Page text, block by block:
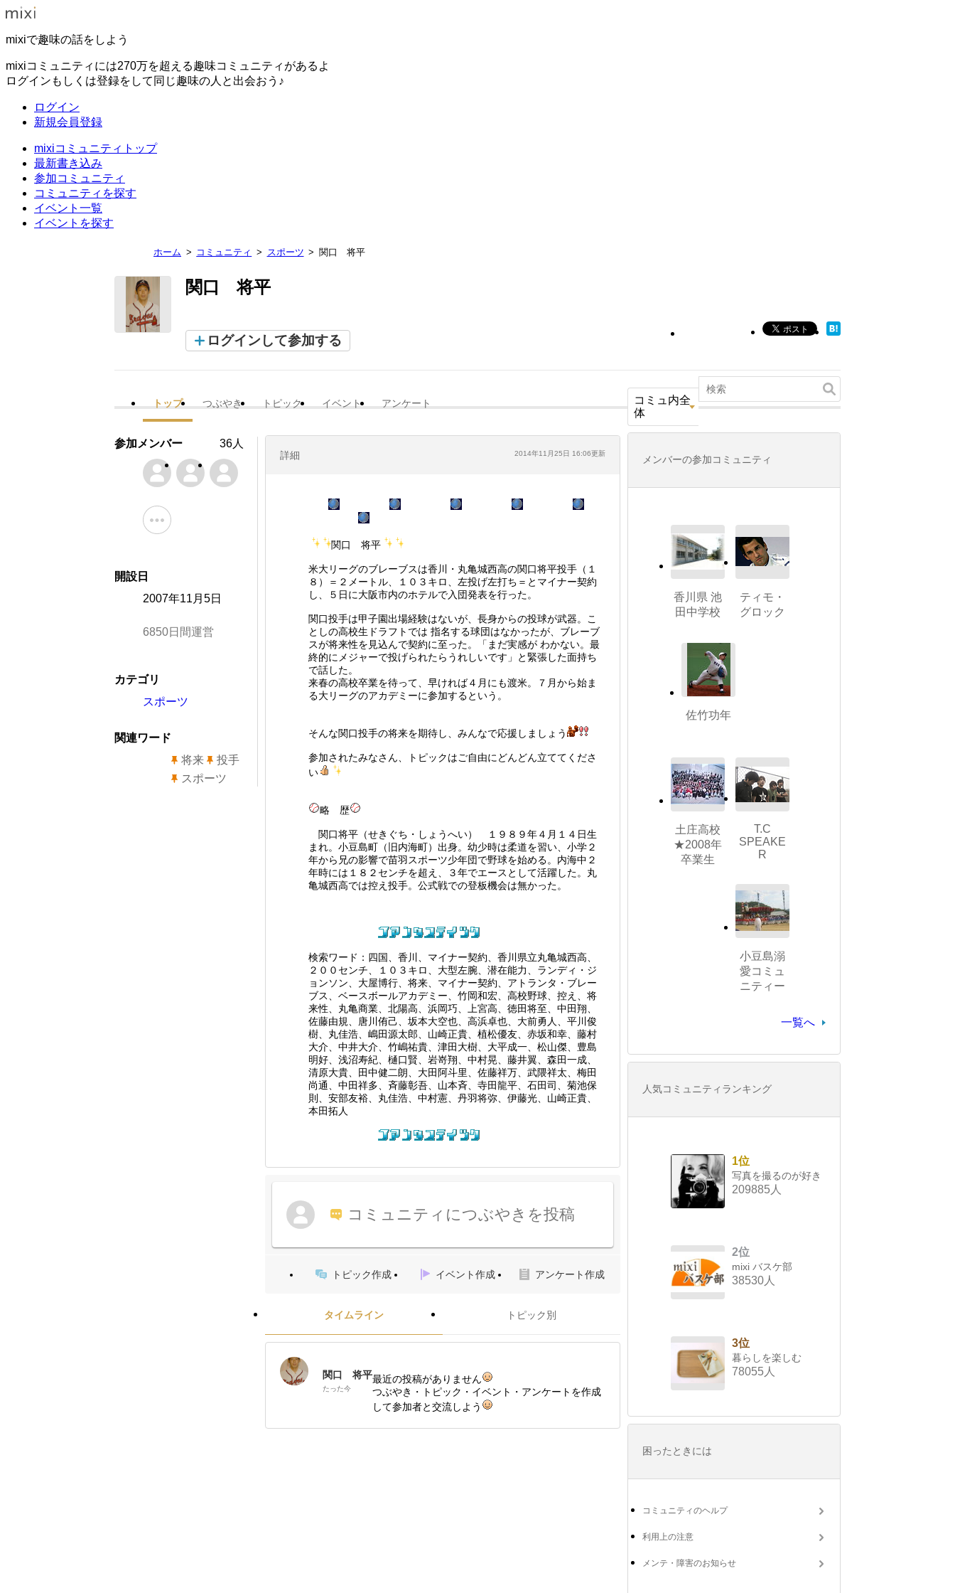
mixiで趣味の話をしよう
mixiコミュニティには270万を超える趣味コミュニティがあるよ
ログインもしくは登録をして同じ趣味の人と出会おう♪
ログイン
新規会員登録
mixiコミュニティトップ
最新書き込み
参加コミュニティ
コミュニティを探す
イベント一覧
イベントを探す
ホーム コミュニティ スポーツ 関口 将平
関口 将平
ログインして参加する
トップ つぶやき トピック イベント アンケート
コミュ内全
体
詳細 2014年11月25日 16:06更新
関口 将平
米大リーグのブレーブスは香川・丸亀城西高の関口将平投手（１
８）＝２メートル、１０３キロ、左投げ左打ち＝とマイナー契約
し、５日に大阪市内のホテルで入団発表を行った。
関口投手は甲子園出場経験はないが、長身からの投球が武器。こ
としの高校生ドラフトでは 指名する球団はなかったが、ブレーブ
スが将来性を見込んで契約に至った。「まだ実感が わかない。最
終的にメジャーで投げられたらうれしいです」と緊張した面持ち
で話した。
来春の高校卒業を待って、早ければ４月にも渡米。７月から始ま
る大リーグのアカデミーに参加するという。
そんな関口投手の将来を期待し、みんなで応援しましょう
参加されたみなさん、トピックはご自由にどんどん立ててくださ
い
略 歴
関口将平（せきぐち・しょうへい） １９８９年４月１４日生
まれ。小豆島町（旧内海町）出身。幼少時は柔道を習い、小学２
年から兄の影響で苗羽スポーツ少年団で野球を始める。内海中２
年時には１８２センチを超え、３年でエースとして活躍した。丸
亀城西高では控え投手。公式戦での登板機会は無かった。
検索ワード：四国、香川、マイナー契約、香川県立丸亀城西高、
２００センチ、１０３キロ、大型左腕、潜在能力、ランディ・ジ
ョンソン、大屋博行、将来、マイナー契約、アトランタ・ブレー
ブス、ベースボールアカデミー、竹岡和宏、高校野球、控え、将
来性、丸亀商業、北陽高、浜岡巧、上宮高、徳田将至、中田翔、
佐藤由規、唐川侑己、坂本大空也、高浜卓也、大前勇人、平川俊
樹、丸佳浩、嶋田源太郎、山崎正貴、植松優友、赤坂和幸、藤村
大介、中井大介、竹嶋祐貴、津田大樹、大平成一、松山傑、豊島
明好、浅沼寿紀、樋口賢、岩嵜翔、中村晃、藤井翼、森田一成、
清原大貴、田中健二朗、大田阿斗里、佐藤祥万、武隈祥太、梅田
尚通、中田祥多、斉藤彰吾、山本斉、寺田龍平、石田司、菊池保
則、安部友裕、丸佳浩、中村憲、丹羽将弥、伊藤光、山崎正貴、
本田拓人
コミュニティにつぶやきを投稿
トピック作成 イベント作成 アンケート作成
タイムライン トピック別
関口 将平
たった今
最近の投稿がありません
つぶやき・トピック・イベント・アンケートを作成
して参加者と交流しよう
参加メンバー 36人
開設日
2007年11月5日
6850日間運営
カテゴリ
スポーツ
関連ワード
将来
投手
スポーツ
メンバーの参加コミュニティ
香川県 池
田中学校
ティモ・
グロック
佐竹功年
土庄高校
★2008年
卒業生
T.C
SPEAKE
R
小豆島溺
愛コミュ
ニティー
一覧へ
人気コミュニティランキング
1位
写真を撮るのが好き
209885人
2位
mixi バスケ部
38530人
3位
暮らしを楽しむ
78055人
困ったときには
コミュニティのヘルプ
利用上の注意
メンテ・障害のお知らせ